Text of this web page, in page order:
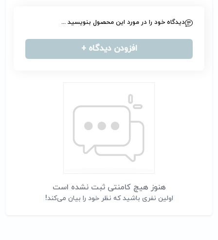
هنوز هیچ کامنتی ثبت نشده است
اولین نفری باشید که نظر خود را بیان می‌کند!
دیدگاه خود را در مورد این محصول بنویسید ...
افزودن دیدگاه +